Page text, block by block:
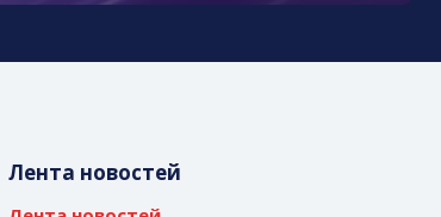
Лента новостей